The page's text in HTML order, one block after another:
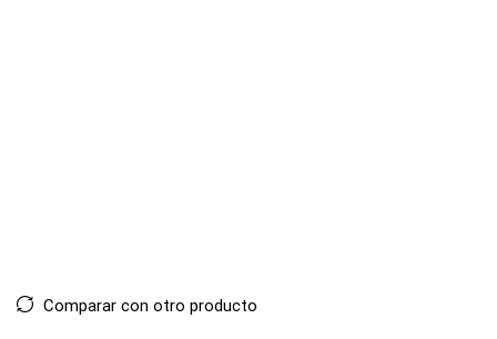
Comparar con otro producto